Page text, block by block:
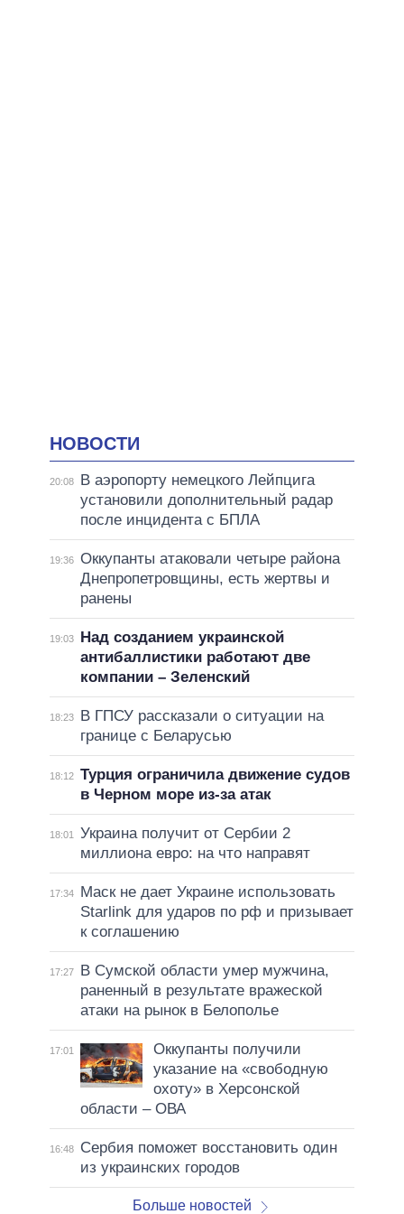
НОВОСТИ
20:08
В аэропорту немецкого Лейпцига
установили дополнительный радар
после инцидента с БПЛА
19:36 Оккупанты атаковали четыре района
Днепропетровщины, есть жертвы и
ранены
19:03
Над созданием украинской
антибаллистики работают две
компании – Зеленский
18:23
В ГПСУ рассказали о ситуации на
границе с Беларусью
18:12 Турция ограничила движение судов
в Черном море из-за атак
18:01
Украина получит от Сербии 2
миллиона евро: на что направят
17:34
Маск не дает Украине использовать
Starlink для ударов по рф и призывает
к соглашению
17:27
В Сумской области умер мужчина,
раненный в результате вражеской
атаки на рынок в Белополье
17:01
Оккупанты получили
указание на «свободную
охоту» в Херсонской
области – ОВА
16:48
Сербия поможет восстановить один
из украинских городов
Больше новостей